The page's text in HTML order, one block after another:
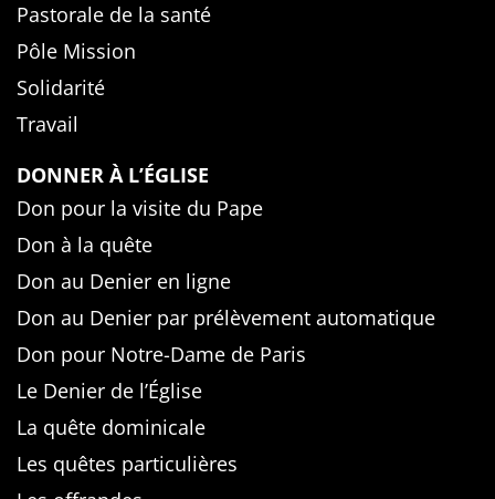
Pastorale de la santé
Pôle Mission
Solidarité
Travail
DONNER À L’ÉGLISE
Don pour la visite du Pape
Don à la quête
Don au Denier en ligne
Don au Denier par prélèvement automatique
Don pour Notre-Dame de Paris
Le Denier de l’Église
La quête dominicale
Les quêtes particulières